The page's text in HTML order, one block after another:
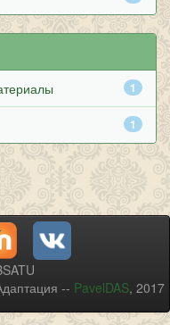
1
1
-- PavelDAS, 2017